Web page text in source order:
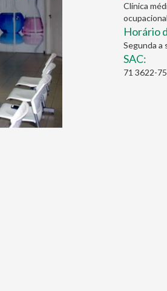
Clínica
Horário
Segunda a
SAC:
71 3622-